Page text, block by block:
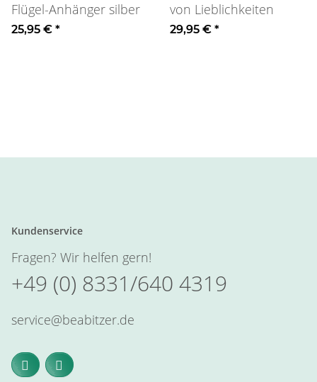
Flügel-Anhänger silber
25,95 € *
von Lieblichkeiten
29,95 € *
Kundenservice
Fragen? Wir helfen gern!
+49 (0) 8331/640 4319
service@beabitzer.de